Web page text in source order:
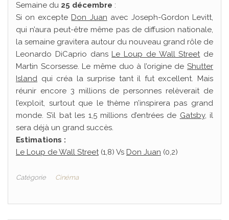
Semaine du 25 décembre :
Si on excepte Don Juan avec Joseph-Gordon Levitt,
qui n’aura peut-être même pas de diffusion nationale,
la semaine gravitera autour du nouveau grand rôle de
Leonardo DiCaprio dans Le Loup de Wall Streetde
Martin Scorsesse. Le même duo à l’origine de Shutter
Island qui créa la surprise tant il fut excellent. Mais
réunir encore 3 millions de personnes relèverait de
l’exploit, surtout que le thème n’inspirera pas grand
monde. S’il bat les 1,5 millions d’entrées de Gatsby, il
sera déjà un grand succès.
Estimations :
Le Loup de Wall Street(1,8) Vs Don Juan (0,2)
Catégorie Cinéma